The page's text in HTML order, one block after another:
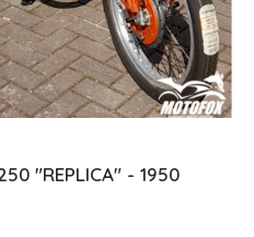
"REPLICA" - 1950